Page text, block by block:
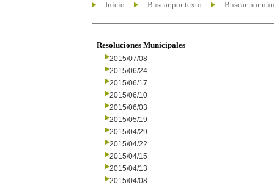
Inicio Buscar por texto Buscar por
Resoluciones Municipales
2015/07/08
2015/06/24
2015/06/17
2015/06/10
2015/06/03
2015/05/19
2015/04/29
2015/04/22
2015/04/15
2015/04/13
2015/04/08